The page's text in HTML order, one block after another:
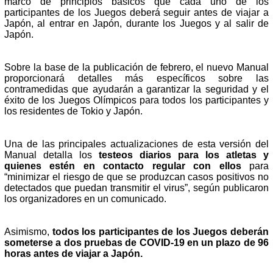
participantes de los Juegos deberá seguir antes de viajar a
Japón, al entrar en Japón, durante los Juegos y al salir de
Japón.
Sobre la base de la publicación de febrero, el nuevo Manual
proporcionará detalles más específicos sobre las
contramedidas que ayudarán a garantizar la seguridad y el
éxito de los Juegos Olímpicos para todos los participantes y
los residentes de Tokio y Japón.
Una de las principales actualizaciones de esta versión del
Manual detalla los testeos diarios para los atletas y
quienes estén en contacto regular con ellospara
“minimizar el riesgo de que se produzcan casos positivos no
detectados que puedan transmitir el virus”, según publicaron
los organizadores en un comunicado.
Asimismo, todos los participantes de los Juegos deberán
someterse a dos pruebas de COVID-19 en un plazo de 96
horas antes de viajar a Japón.